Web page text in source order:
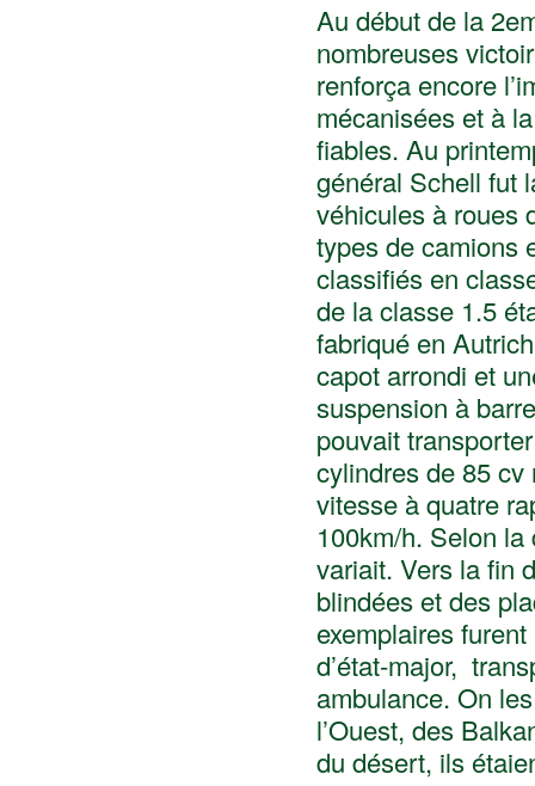
Au début de la
nombreuses
renforça encore
mécanisées et à
fiables. Au
général Schell fut
véhicules à roues
types de camions
classifiés en
de la classe 1.5
fabriqué en
capot arrondi et
suspension à
pouvait
cylindres de 85
vitesse à quatre
100km/h. Selon
variait. Vers la fin
blindées et des
exemplaires
d’état-major,
ambulance. On
l’Ouest, des
du désert, ils